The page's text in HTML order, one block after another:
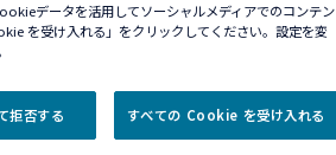
データを活用してソーシャルメディアでのコンテン
を受け入れる」をクリックしてください。設定を変
拒否する すべての Cookie を受け入れる